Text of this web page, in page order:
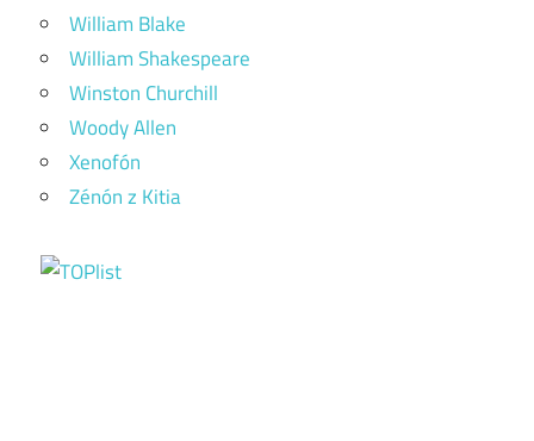
William Blake
William Shakespeare
Winston Churchill
Woody Allen
Xenofón
Zénón z Kitia